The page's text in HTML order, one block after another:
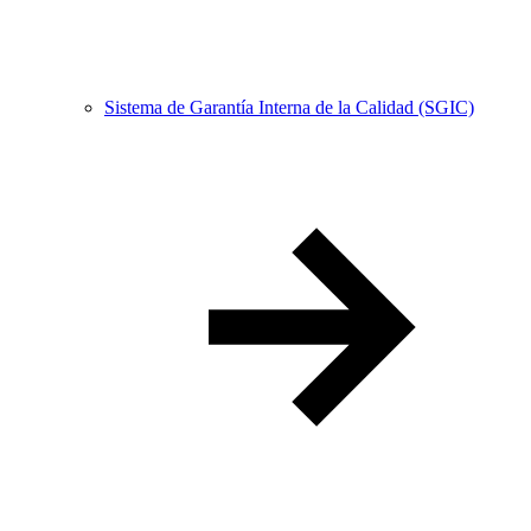
Sistema de Garantía Interna de la Calidad (SGIC)